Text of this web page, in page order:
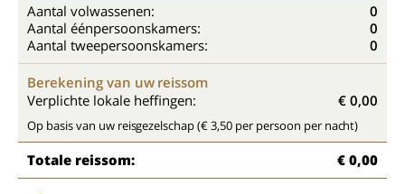
Aantal volwassenen:
0
Aantal éénpersoonskamers:
0
Aantal tweepersoonskamers:
0
Berekening van uw reissom
Verplichte lokale heffingen:
€ 0,00
Op basis van uw reisgezelschap (€ 3,50 per persoon per nacht)
Totale reissom: € 0,00